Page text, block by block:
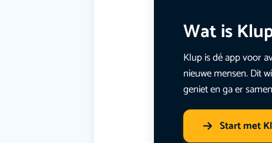
Wat is
Klup is dé app voor
nieuwe mensen. Dit
geniet en ga er
Start met